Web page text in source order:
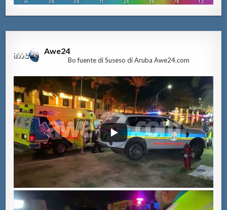
Awe24
Bo fuente di Suseso di Aruba Awe24.com